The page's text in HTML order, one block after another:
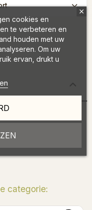
categorie:
Binnenkort op voorraad
cookies en
te verbeteren en
houden met uw
Om uw
ervan, drukt u